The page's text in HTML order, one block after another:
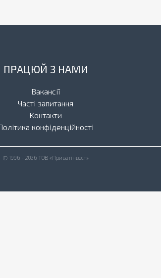
ПРАЦЮЙ З НАМИ
Вакансії
Часті запитання
Контакти
конфіденційності
© 1996 - 2026 ТОВ «Приватінвест»